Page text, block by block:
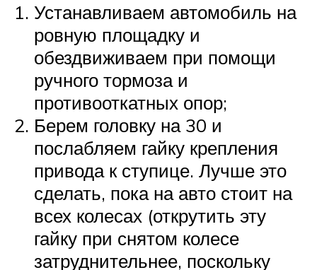
Устанавливаем автомобиль на
ровную площадку и
обездвиживаем при помощи
ручного тормоза и
противооткатных опор;
Берем головку на 30 и
послабляем гайку крепления
привода к ступице. Лучше это
сделать, пока на авто стоит на
всех колесах (открутить эту
гайку при снятом колесе
затруднительнее, поскольку